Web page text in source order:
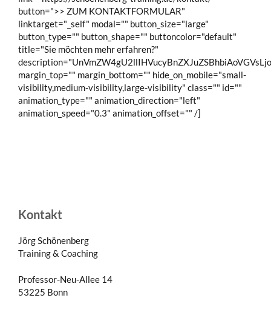
button=">> ZUM KONTAKTFORMULAR"
linktarget="_self" modal="" button_size="large"
button_type="" button_shape="" buttoncolor="default"
title="Sie möchten mehr erfahren?"
margin_top="" margin_bottom="" hide_on_mobile="small-
visibility,medium-visibility,large-visibility" class="" id=""
animation_type="" animation_direction="left"
animation_speed="0.3" animation_offset="" /]
Kontakt
Jörg Schönenberg
Training & Coaching
Professor-Neu-Allee 14
53225 Bonn